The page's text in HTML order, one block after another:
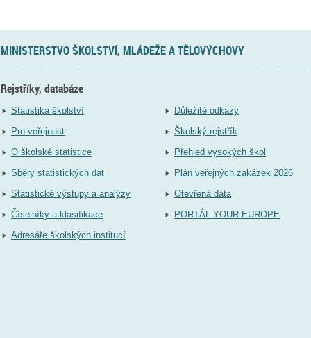
MINISTERSTVO ŠKOLSTVÍ, MLÁDEŽE A TĚLOVÝCHOVY
Rejstříky, databáze
Statistika školství
Pro veřejnost
O školské statistice
Sběry statistických dat
Statistické výstupy a analýzy
Číselníky a klasifikace
Adresáře školských institucí
Důležité odkazy
Školský rejstřík
Přehled vysokých škol
Plán veřejných zakázek 2026
Otevřená data
PORTÁL YOUR EUROPE